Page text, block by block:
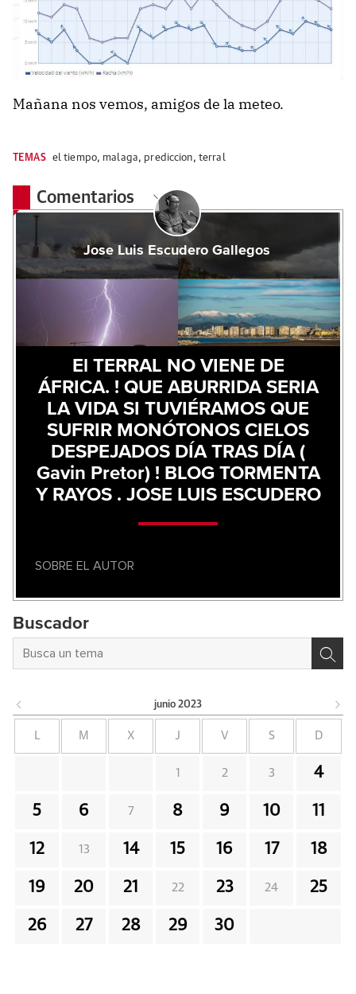
Mañana nos vemos, amigos de la meteo.
TEMAS el tiempo, malaga, prediccion, terral
Comentarios
Jose Luis Escudero Gallegos
El TERRAL NO VIENE DE
ÁFRICA. ! QUE ABURRIDA SERIA
LA VIDA SI TUVIÉRAMOS QUE
SUFRIR MONÓTONOS CIELOS
DESPEJADOS DÍA TRAS DÍA (
Gavin Pretor) ! BLOG TORMENTA
Y RAYOS . JOSE LUIS ESCUDERO
SOBRE EL AUTOR
Buscador
junio 2023
L M X J V S D
1 2 3 4
5 6 7 8 9 10 11
12 13 14 15 16 17 18
19 20 21 22 23 24 25
26 27 28 29 30